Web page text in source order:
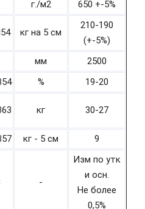
г./м2
650 +-5%
кг на 5 см
210-190
(+-5%)
мм
2500
%
19-20
кг 30-27
кг - 5 см 9
-
Изм по утк
и осн.
Не более
0,5%